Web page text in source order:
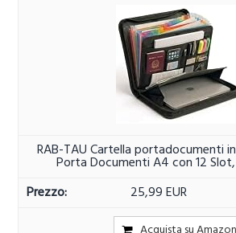
RAB-TAU Cartella portadocumenti
Porta Documenti A4 con 12
25,99 EUR